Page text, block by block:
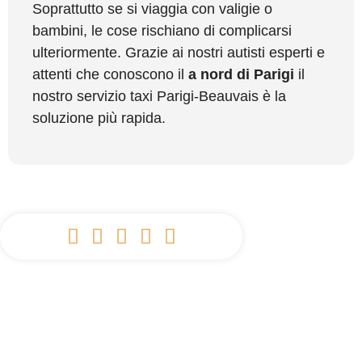
Soprattutto se si viaggia con valigie o
bambini, le cose rischiano di complicarsi
ulteriormente. Grazie ai nostri autisti esperti e
attenti che conoscono il a nord di Parigi il
nostro servizio taxi Parigi-Beauvais è la
soluzione più rapida.
    